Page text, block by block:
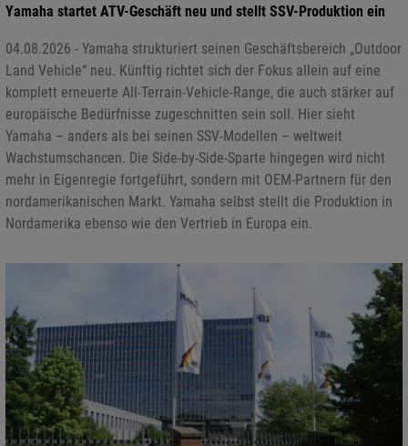
Yamaha startet ATV-Geschäft neu und stellt SSV-Produktion ein
04.08.2026 - Yamaha strukturiert seinen Geschäftsbereich „Outdoor
Land Vehicle“ neu. Künftig richtet sich der Fokus allein auf eine
komplett erneuerte All-Terrain-Vehicle-Range, die auch stärker auf
europäische Bedürfnisse zugeschnitten sein soll. Hier sieht
Yamaha – anders als bei seinen SSV-Modellen – weltweit
Wachstumschancen. Die Side-by-Side-Sparte hingegen wird nicht
mehr in Eigenregie fortgeführt, sondern mit OEM-Partnern für den
nordamerikanischen Markt. Yamaha selbst stellt die Produktion in
Nordamerika ebenso wie den Vertrieb in Europa ein.